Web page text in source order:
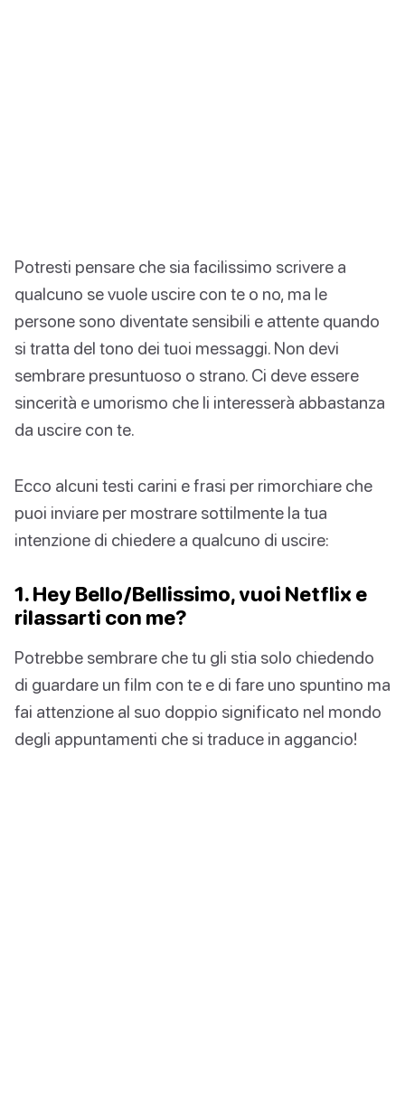
Potresti pensare che sia facilissimo scrivere a
qualcuno se vuole uscire con te o no, ma le
persone sono diventate sensibili e attente quando
si tratta del tono dei tuoi messaggi. Non devi
sembrare presuntuoso o strano. Ci deve essere
sincerità e umorismo che li interesserà abbastanza
da uscire con te.
Ecco alcuni testi carini e frasi per rimorchiare che
puoi inviare per mostrare sottilmente la tua
intenzione di chiedere a qualcuno di uscire:
1. Hey Bello/Bellissimo, vuoi Netflix e
rilassarti con me?
Potrebbe sembrare che tu gli stia solo chiedendo
di guardare un film con te e di fare uno spuntino ma
fai attenzione al suo doppio significato nel mondo
degli appuntamenti che si traduce in aggancio!